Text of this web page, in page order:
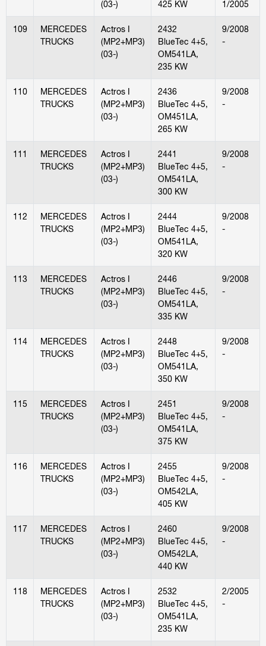
(03-) 425 KW 1/2005
109
MERCEDES
TRUCKS
Actros I
(MP2+MP3)
(03-)
2432
BlueTec 4+5,
OM541LA,
235 KW
9/2008
-
110
MERCEDES
TRUCKS
Actros I
(MP2+MP3)
(03-)
2436
BlueTec 4+5,
OM451LA,
265 KW
9/2008
-
111
MERCEDES
TRUCKS
Actros I
(MP2+MP3)
(03-)
2441
BlueTec 4+5,
OM541LA,
300 KW
9/2008
-
112
MERCEDES
TRUCKS
Actros I
(MP2+MP3)
(03-)
2444
BlueTec 4+5,
OM541LA,
320 KW
9/2008
-
113
MERCEDES
TRUCKS
Actros I
(MP2+MP3)
(03-)
2446
BlueTec 4+5,
OM541LA,
335 KW
9/2008
-
114
MERCEDES
TRUCKS
Actros I
(MP2+MP3)
(03-)
2448
BlueTec 4+5,
OM541LA,
350 KW
9/2008
-
115
MERCEDES
TRUCKS
Actros I
(MP2+MP3)
(03-)
2451
BlueTec 4+5,
OM541LA,
375 KW
9/2008
-
116
MERCEDES
TRUCKS
Actros I
(MP2+MP3)
(03-)
2455
BlueTec 4+5,
OM542LA,
405 KW
9/2008
-
117
MERCEDES
TRUCKS
Actros I
(MP2+MP3)
(03-)
2460
BlueTec 4+5,
OM542LA,
440 KW
9/2008
-
118
MERCEDES
TRUCKS
Actros I
(MP2+MP3)
(03-)
2532
BlueTec 4+5,
OM541LA,
235 KW
2/2005
-